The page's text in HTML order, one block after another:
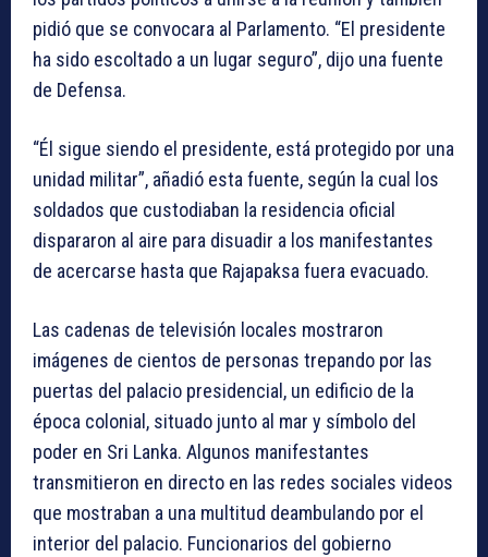
pidió que se convocara al Parlamento. “El presidente
ha sido escoltado a un lugar seguro”, dijo una fuente
de Defensa.
“Él sigue siendo el presidente, está protegido por una
unidad militar”, añadió esta fuente, según la cual los
soldados que custodiaban la residencia oficial
dispararon al aire para disuadir a los manifestantes
de acercarse hasta que Rajapaksa fuera evacuado.
Las cadenas de televisión locales mostraron
imágenes de cientos de personas trepando por las
puertas del palacio presidencial, un edificio de la
época colonial, situado junto al mar y símbolo del
poder en Sri Lanka. Algunos manifestantes
transmitieron en directo en las redes sociales videos
que mostraban a una multitud deambulando por el
interior del palacio. Funcionarios del gobierno